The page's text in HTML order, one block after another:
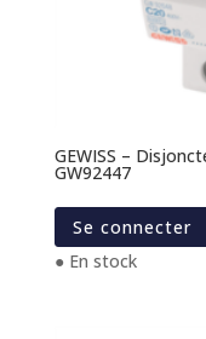
GEWISS –
GW92447
Se connecter
● En stock